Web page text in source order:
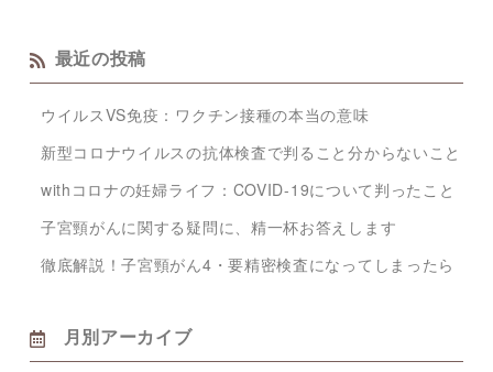
最近の投稿
ウイルスVS免疫：ワクチン接種の本当の意味
新型コロナウイルスの抗体検査で判ること分からないこと
withコロナの妊婦ライフ：COVID-19について判ったこと
子宮頸がんに関する疑問に、精一杯お答えします
徹底解説！子宮頸がん4・要精密検査になってしまったら
月別アーカイブ